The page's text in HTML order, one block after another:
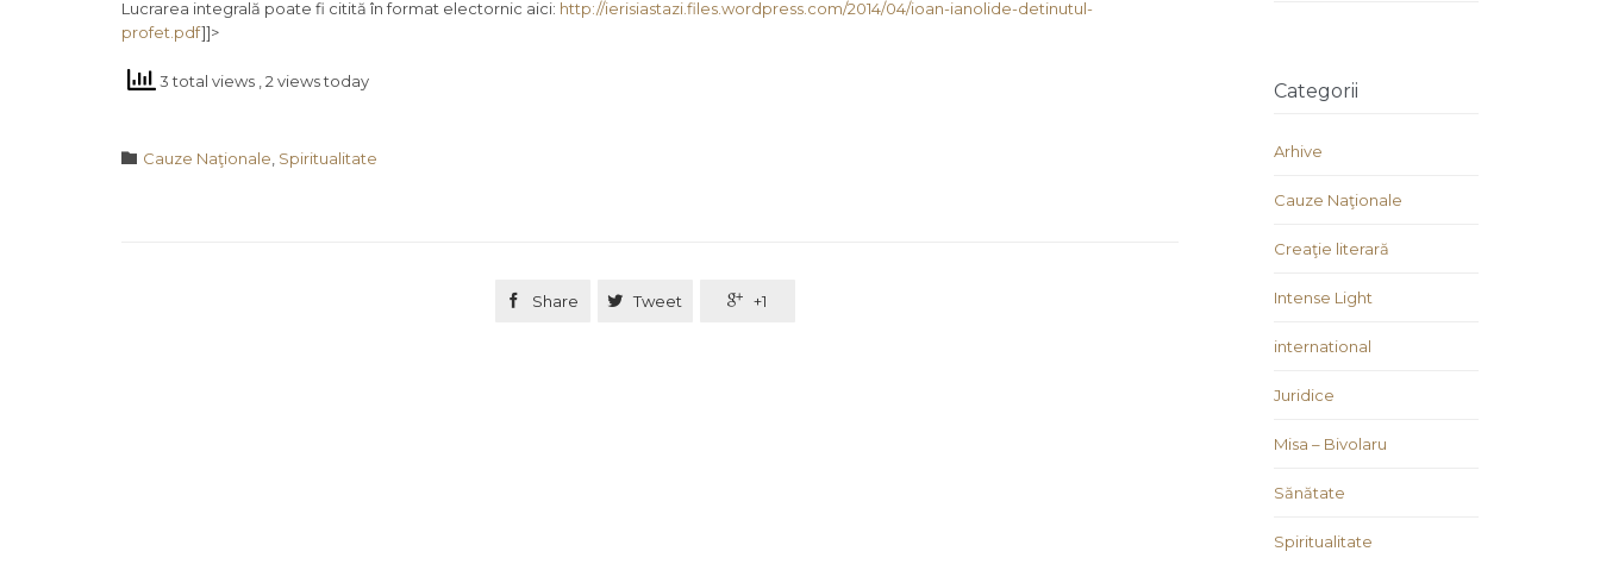
Lucrarea integrală poate fi citită în format electornic aici: http://ierisiastazi.files.wordpress.com/2014/04/ioan-ianolide-detinutul-
profet.pdf]]>
3 total views , 2 views today
 Category
Cauze Naţionale, Spiritualitate
 Share  Tweet  +1
Categorii
Arhive
Cauze Naţionale
Creaţie literară
Intense Light
international
Juridice
Misa – Bivolaru
Sănătate
Spiritualitate